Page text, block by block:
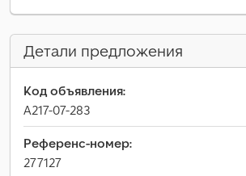
Детали предложения
Код объявления:
A217-07-283
Референс-номер:
277127